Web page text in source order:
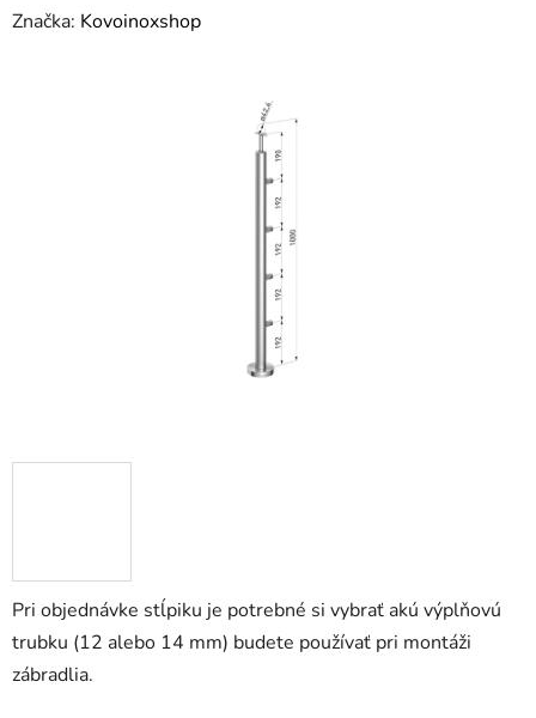
Pri objednávke stĺpiku je potrebné si vybrať akú výplňovú
trubku (12 alebo 14 mm) budete používať pri montáži
zábradlia.
Značka: Kovoinoxshop